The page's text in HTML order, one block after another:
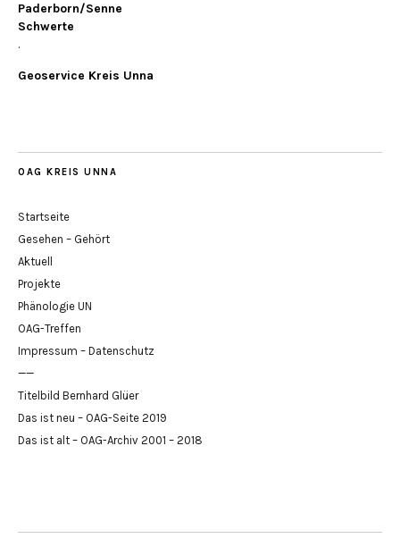
Paderborn/Senne
Schwerte
.
Geoservice Kreis Unna
OAG KREIS UNNA
Startseite
Gesehen – Gehört
Aktuell
Projekte
Phänologie UN
OAG-Treffen
Impressum – Datenschutz
——
Titelbild Bernhard Glüer
Das ist neu – OAG-Seite 2019
Das ist alt – OAG-Archiv 2001 – 2018